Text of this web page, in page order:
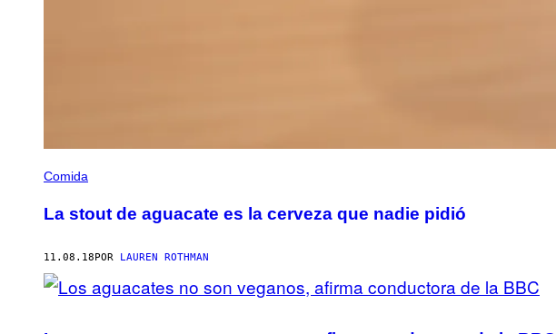
Comida
La stout de aguacate es la cerveza que nadie pidió
11.08.18POR LAUREN ROTHMAN